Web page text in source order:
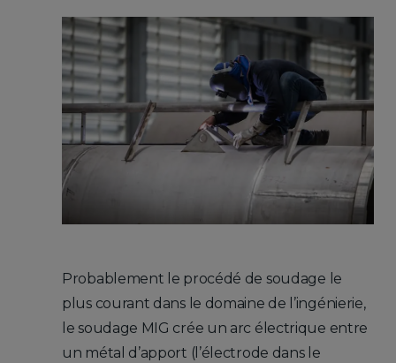
Probablement le procédé de soudage le
plus courant dans le domaine de l’ingénierie,
le soudage MIG crée un arc électrique entre
un métal d’apport (l’électrode dans le